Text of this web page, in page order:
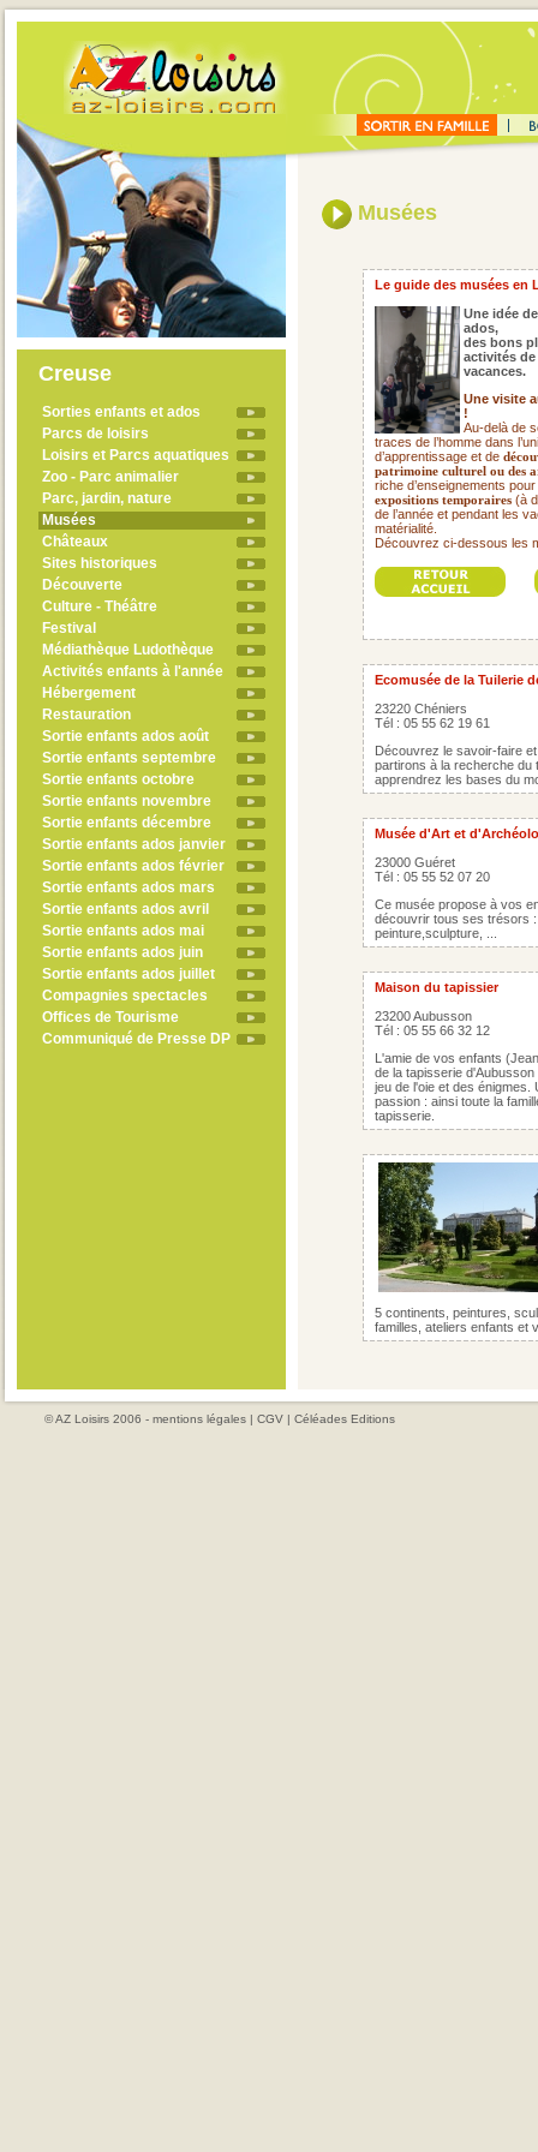
Creuse
Sorties enfants et ados
Parcs de loisirs
Loisirs et Parcs aquatiques
Zoo - Parc animalier
Parc, jardin, nature
Musées
Châteaux
Sites historiques
Découverte
Culture - Théâtre
Festival
Médiathèque Ludothèque
Activités enfants à l'année
Hébergement
Restauration
Sortie enfants ados août
Sortie enfants septembre
Sortie enfants octobre
Sortie enfants novembre
Sortie enfants décembre
Sortie enfants ados janvier
Sortie enfants ados février
Sortie enfants ados mars
Sortie enfants ados avril
Sortie enfants ados mai
Sortie enfants ados juin
Sortie enfants ados juillet
Compagnies spectacles
Offices de Tourisme
Communiqué de Presse DP
Musées
Le guide des musées en
Une idée
ados,
des bons
activités
vacances.
Une visite
!
Au-delà de
traces de l’homme dans
d’apprentissage et de
patrimoine culturel ou des
riche d’enseignements
expositions temporaires (à
de l’année et pendant les
matérialité.
Découvrez ci-dessous les
Ecomusée de la Tuilerie
23220 Chéniers
Tél : 05 55 62 19 61
Découvrez le savoir-faire
partirons à la recherche du
apprendrez les bases du
Musée d'Art et
23000 Guéret
Tél : 05 55 52 07 20
Ce musée propose à vos
découvrir tous ses trésors
peinture,sculpture, ...
Maison du tapissier
23200 Aubusson
Tél : 05 55 66 32 12
L'amie de vos enfants
de la tapisserie
jeu de l'oie et des
passion : ainsi toute la
tapisserie.
5 continents, peintures,
familles, ateliers enfants et
© AZ Loisirs 2006 - mentions légales | CGV | Céléades Editions